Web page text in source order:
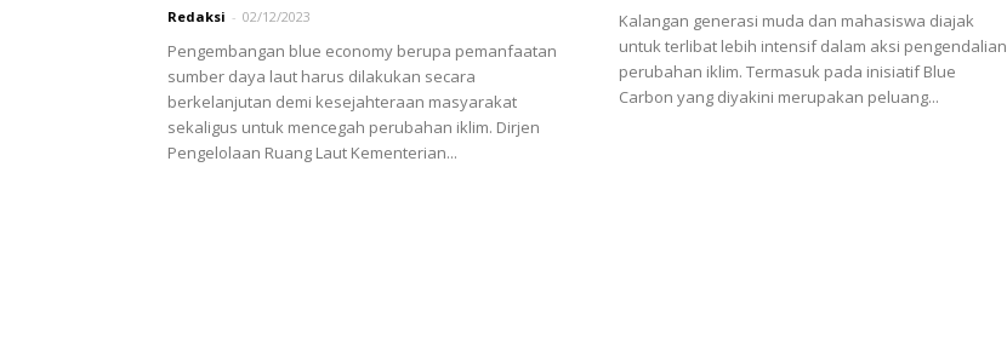
Redaksi - 02/12/2023
Pengembangan blue economy berupa pemanfaatan
sumber daya laut harus dilakukan secara
berkelanjutan demi kesejahteraan masyarakat
sekaligus untuk mencegah perubahan iklim. Dirjen
Pengelolaan Ruang Laut Kementerian...
Kalangan generasi muda dan mahasiswa diajak
untuk terlibat lebih intensif dalam aksi pengendalian
perubahan iklim. Termasuk pada inisiatif Blue
Carbon yang diyakini merupakan peluang...